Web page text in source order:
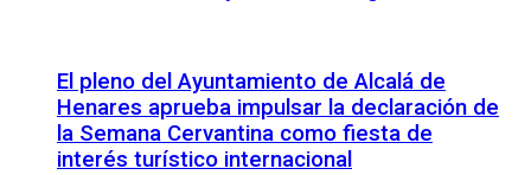
El pleno del Ayuntamiento de Alcalá de
Henares aprueba impulsar la declaración de
la Semana Cervantina como fiesta de
interés turístico internacional